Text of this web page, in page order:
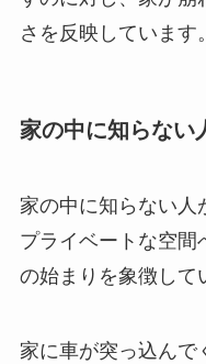
さを反映しています。
家の中に知らない
家の中に知らない人
プライベートな空間
の始まりを象徴して
家に車が突っ込んで